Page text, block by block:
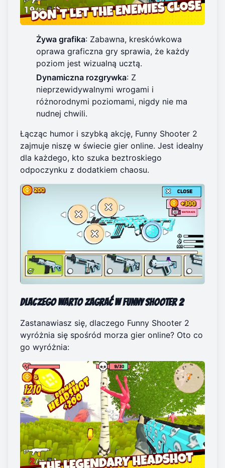
Żywa grafika: Zabawna, kreskówkowa
oprawa graficzna gry sprawia, że każdy
poziom jest wizualną ucztą.
Dynamiczna rozgrywka: Z
nieprzewidywalnymi wrogami i
różnorodnymi poziomami, nigdy nie ma
nudnej chwili.
Łącząc humor i szybką akcję, Funny Shooter 2
zajmuje niszę w świecie gier online. Jest idealny
dla każdego, kto szuka beztroskiego
odpoczynku z dodatkiem chaosu.
Dlaczego warto zagrać w Funny Shooter 2
Zastanawiasz się, dlaczego Funny Shooter 2
wyróżnia się spośród morza gier online? Oto co
go wyróżnia: